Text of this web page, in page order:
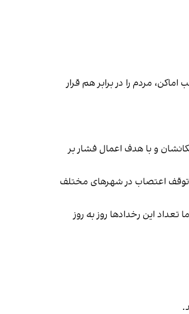
مردم را در برابر هم قرار
و با هدف اعمال فشار بر
اداره اماکن برای توقف اعتصاب در شهرهای مختلف
تعداد این رخدادها روز به روز